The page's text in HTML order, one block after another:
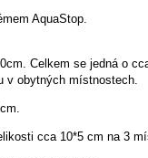
AquaStop.
Celkem se jedná o
v obytných místnostech.
cca 10*5 cm na 3